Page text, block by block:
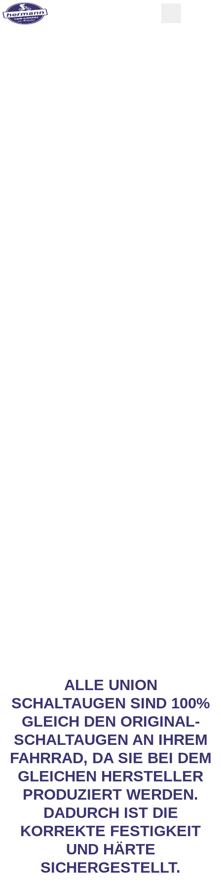
ALLE UNION
SCHALTAUGEN SIND 100%
GLEICH DEN ORIGINAL-
SCHALTAUGEN AN IHREM
FAHRRAD, DA SIE BEI DEM
GLEICHEN HERSTELLER
PRODUZIERT WERDEN.
DADURCH IST DIE
KORREKTE FESTIGKEIT
UND HÄRTE
SICHERGESTELLT.